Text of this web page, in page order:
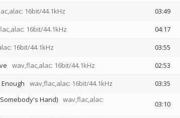
16bit/44.1kHz 03:49
16bit/44.1kHz 04:17
16bit/44.1kHz 03:55
wav,flac,alac: 16bit/44.1kHz 02:53
wav,flac,alac: 16bit/44.1kHz 03:35
Hand) wav,flac,alac:
03:10